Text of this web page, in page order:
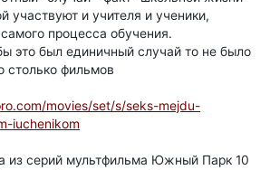
участвуют и учителя и ученики,
процесса обучения.
это был единичный случай то не было
столько фильмов
movies/set/s/seks-mejdu-
iuchenikom
из серий мультфильма Южный Парк 10